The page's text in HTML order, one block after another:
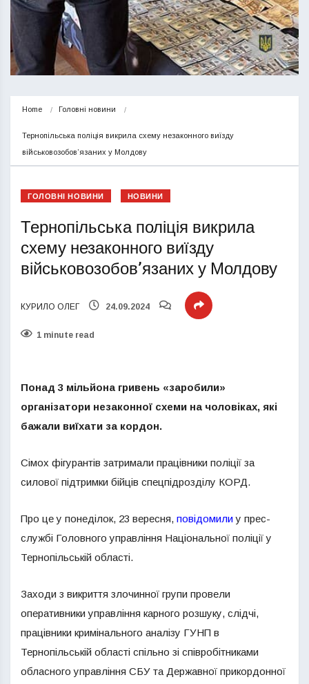
Home Головні новини
Тернопільська поліція викрила схему незаконного виїзду
військовозобов’язаних у Молдову
ГОЛОВНІ НОВИНИ НОВИНИ
Тернопільська поліція викрила
схему незаконного виїзду
військовозобов’язаних у Молдову
КУРИЛО ОЛЕГ 24.09.2024
1 minute read
Понад 3 мільйона гривень «заробили»
організатори незаконної схеми на чоловіках, які
бажали виїхати за кордон.
Сімох фігурантів затримали працівники поліції за
силової підтримки бійців спецпідрозділу КОРД.
Про це у понеділок, 23 вересня, повідомилиу прес-
службі Головного управління Національної поліції у
Тернопільській області.
Заходи з викриття злочинної групи провели
оперативники управління карного розшуку, слідчі,
працівники кримінального аналізу ГУНП в
Тернопільській області спільно зі співробітниками
обласного управління СБУ та Державної прикордонної